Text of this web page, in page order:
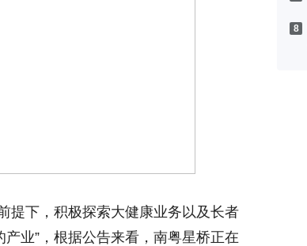
8
提下，积极探索大健康业务以及长者
业”，根据公告来看，南粤星桥正在